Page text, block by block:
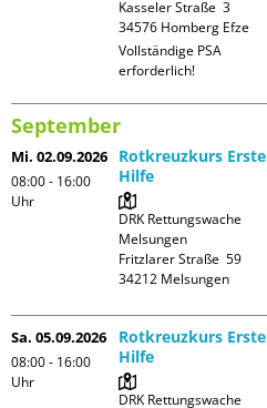
Kasseler Straße  3
Vollständige PSA
erforderlich!
September
Mi. 02.09.2026
08:00 - 16:00
Uhr
Rotkreuzkurs Erste
Hilfe
DRK Rettungswache
Melsungen
Fritzlarer Straße  59
Sa. 05.09.2026
08:00 - 16:00
Uhr
Rotkreuzkurs Erste
Hilfe
DRK Rettungswache